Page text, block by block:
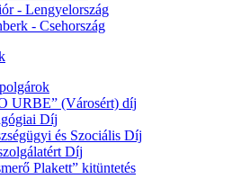
- Lengyelország
- Csehország
URBE” (Városért) díj
Díj
és Szociális Díj
Díj
Plakett” kitüntetés